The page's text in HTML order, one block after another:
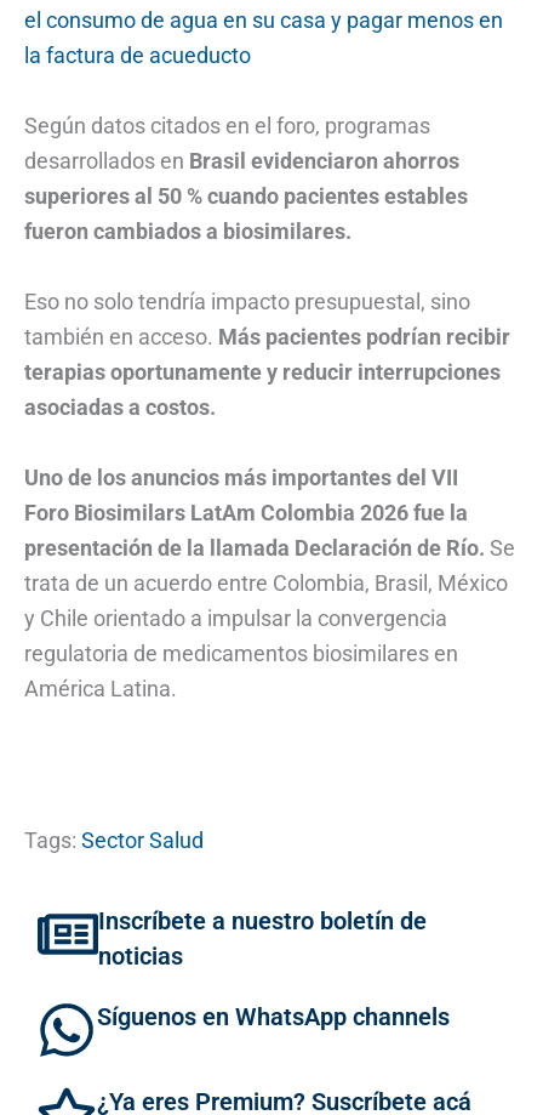
el consumo de agua en su casa y pagar menos en
la factura de acueducto
Según datos citados en el foro, programas
desarrollados en Brasil evidenciaron ahorros
superiores al 50 % cuando pacientes estables
fueron cambiados a biosimilares.
Eso no solo tendría impacto presupuestal, sino
también en acceso. Más pacientes podrían recibir
terapias oportunamente y reducir interrupciones
asociadas a costos.
Uno de los anuncios más importantes del VII
Foro Biosimilars LatAm Colombia 2026 fue la
presentación de la llamada Declaración de Río. Se
trata de un acuerdo entre Colombia, Brasil, México
y Chile orientado a impulsar la convergencia
regulatoria de medicamentos biosimilares en
América Latina.
Tags: Sector Salud
Inscríbete a nuestro boletín de
noticias
Síguenos en WhatsApp channels
¿Ya eres Premium? Suscríbete acá